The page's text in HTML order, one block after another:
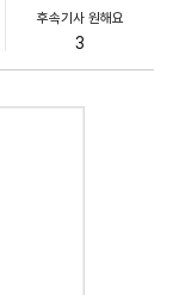
후속기사 원해요
3